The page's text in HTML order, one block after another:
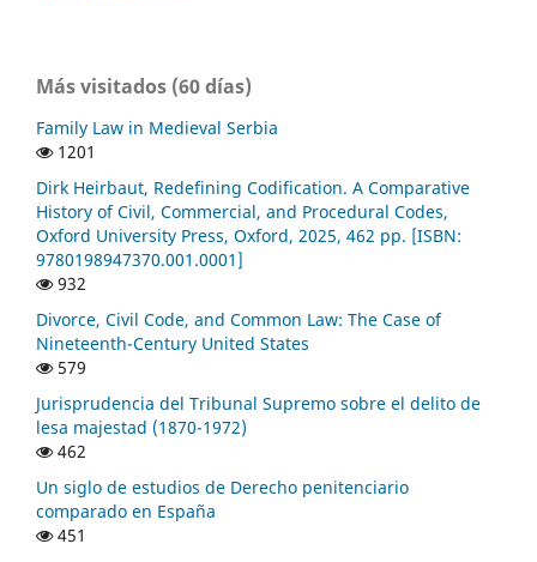
Más visitados (60 días)
Family Law in Medieval Serbia
1201
Dirk Heirbaut, Redefining Codification. A Comparative
History of Civil, Commercial, and Procedural Codes,
Oxford University Press, Oxford, 2025, 462 pp. [ISBN:
9780198947370.001.0001]
932
Divorce, Civil Code, and Common Law: The Case of
Nineteenth-Century United States
579
Jurisprudencia del Tribunal Supremo sobre el delito de
lesa majestad (1870-1972)
462
Un siglo de estudios de Derecho penitenciario
comparado en España
451